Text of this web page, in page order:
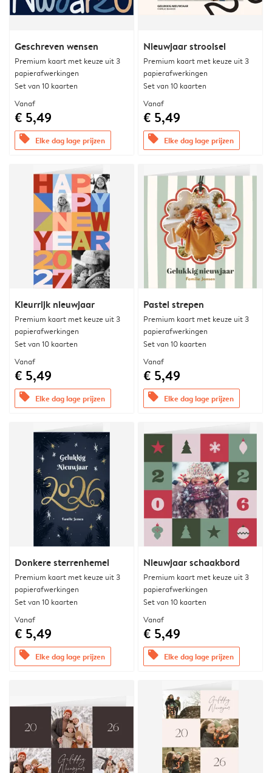
Geschreven wensen
Premium kaart met keuze uit 3
papierafwerkingen
Set van 10 kaarten
Vanaf
€ 5,49
offers Elke dag lage prijzen
Nieuwjaar strooisel
Premium kaart met keuze uit 3
papierafwerkingen
Set van 10 kaarten
Vanaf
€ 5,49
offers Elke dag lage prijzen
Kleurrijk nieuwjaar
Premium kaart met keuze uit 3
papierafwerkingen
Set van 10 kaarten
Vanaf
€ 5,49
offers Elke dag lage prijzen
Pastel strepen
Premium kaart met keuze uit 3
papierafwerkingen
Set van 10 kaarten
Vanaf
€ 5,49
offers Elke dag lage prijzen
Donkere sterrenhemel
Premium kaart met keuze uit 3
papierafwerkingen
Set van 10 kaarten
Vanaf
€ 5,49
offers Elke dag lage prijzen
Nieuwjaar schaakbord
Premium kaart met keuze uit 3
papierafwerkingen
Set van 10 kaarten
Vanaf
€ 5,49
offers Elke dag lage prijzen